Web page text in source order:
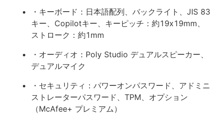
・キーボード：日本語配列、バックライト、JIS 83
キー、Copilotキー、キーピッチ：約19x19mm、
ストローク：約1mm
・オーディオ：Poly Studio デュアルスピーカー、
デュアルマイク
・セキュリティ：パワーオンパスワード、アドミニ
ストレーターパスワード、TPM、オプション
（McAfee+ プレミアム）